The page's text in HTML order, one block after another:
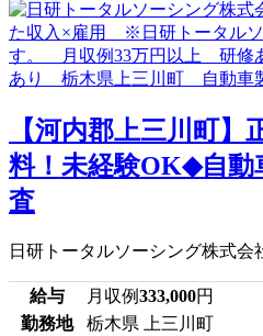
【河内郡上三川町
料！未経験OK◆自動
査
日研トータルソーシング株式会
給与 月収例333,000円
勤務地
栃木県 上三川町